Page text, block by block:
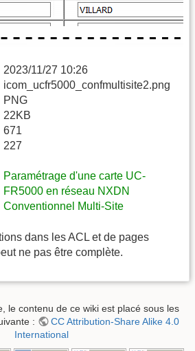
2023/11/27 10:26
icom_ucfr5000_confmultisite2.png
PNG
22KB
671
227
Paramétrage d'une carte UC-
FR5000 en réseau NXDN
Conventionnel Multi-Site
dans les ACL et de pages
ne pas être complète.
le contenu de ce wiki est placé sous les
:
CC Attribution-Share Alike 4.0
International